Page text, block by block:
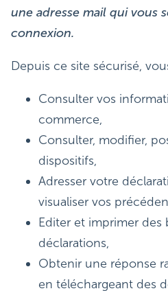
une adresse mail qui vous
connexion.
Depuis ce site sécurisé,
Consulter vos
commerce,
Consulter, modifier,
dispositifs,
Adresser votre
visualiser vos
Editer et imprimer des
déclarations,
Obtenir une réponse
en téléchargeant des